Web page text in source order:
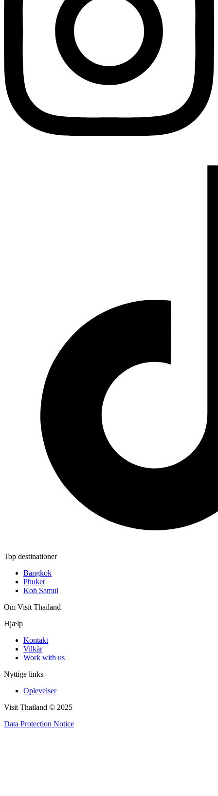
Top destinationer
Bangkok
Phuket
Koh Samui
Om Visit Thailand
Hjælp
Kontakt
Vilkår
Work with us
Nyttige links
Oplevelser
Visit Thailand © 2025
Data Protection Notice